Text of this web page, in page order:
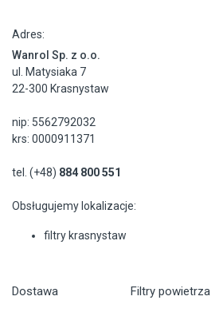
Adres:
Wanrol Sp. z o.o.
ul. Matysiaka 7
22-300 Krasnystaw
nip: 5562792032
krs: 0000911371
tel. (+48) 884 800 551
Obsługujemy lokalizacje:
filtry krasnystaw
Dostawa Filtry powietrza